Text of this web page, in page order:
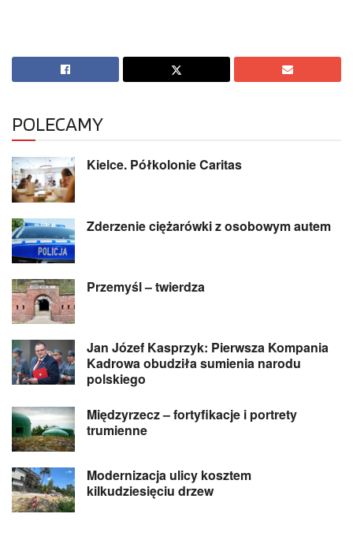
POLECAMY
Kielce. Półkolonie Caritas
Zderzenie ciężarówki z osobowym autem
Przemyśl – twierdza
Jan Józef Kasprzyk: Pierwsza Kompania
Kadrowa obudziła sumienia narodu
polskiego
Międzyrzecz – fortyfikacje i portrety
trumienne
Modernizacja ulicy kosztem
kilkudziesięciu drzew